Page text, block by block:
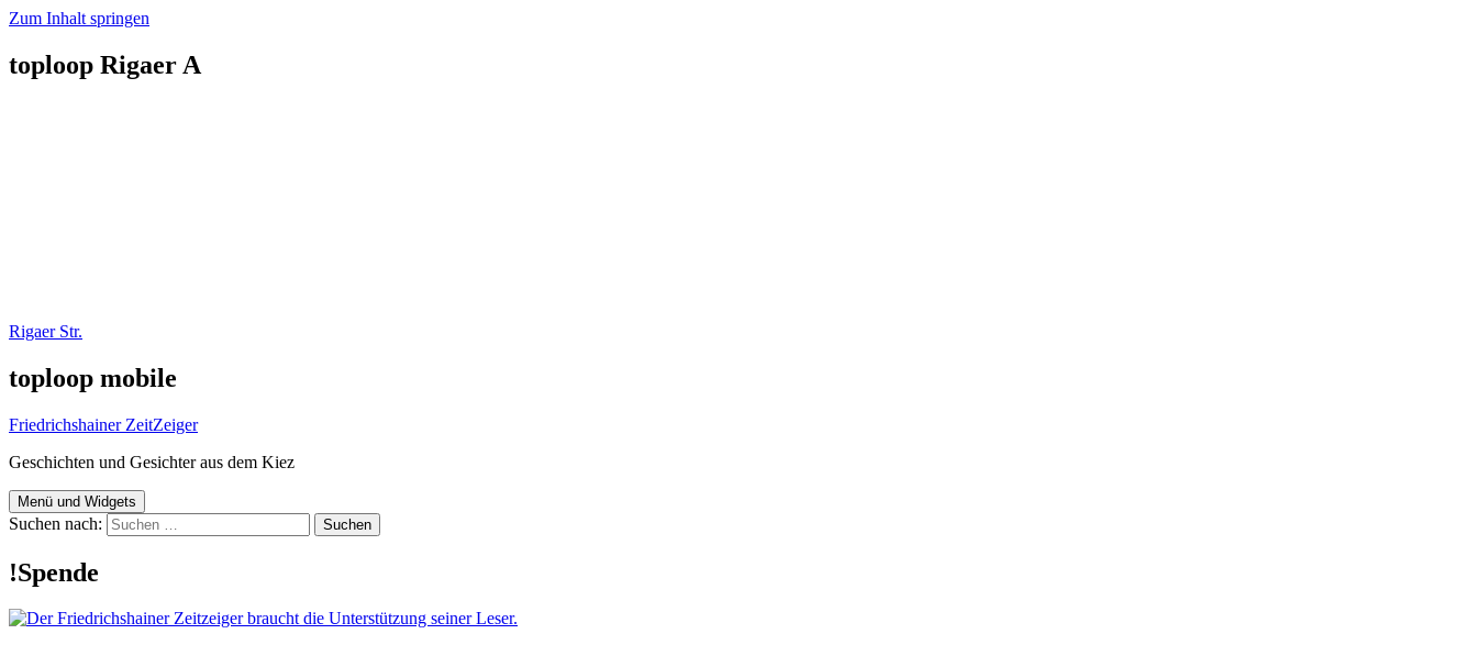
Zum Inhalt springen
toploop Rigaer A
Rigaer Str.
toploop mobile
Friedrichshainer ZeitZeiger
Geschichten und Gesichter aus dem Kiez
Menü und Widgets
Suchen nach:
!Spende